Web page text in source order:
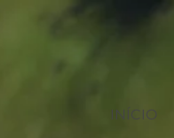
INÍCIO